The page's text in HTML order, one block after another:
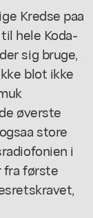
Kredse paa
hele Koda-
sig bruge,
blot ikke
øverste
store
i
fra første